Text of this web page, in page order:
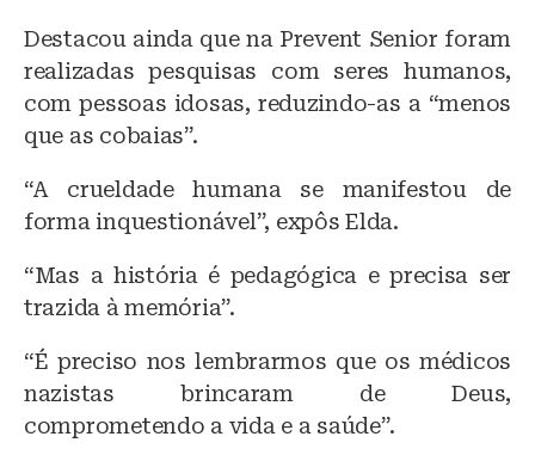
Destacou ainda que na Prevent Senior foram
realizadas pesquisas com seres humanos,
com pessoas idosas, reduzindo-as a “menos
que as cobaias”.
“A crueldade humana se manifestou de
forma inquestionável”, expôs Elda.
“Mas a história é pedagógica e precisa ser
trazida à memória”.
“É preciso nos lembrarmos que os médicos
nazistas brincaram de Deus,
comprometendo a vida e a saúde”.